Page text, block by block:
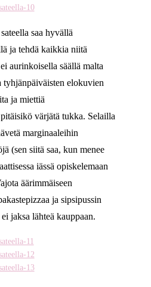
saa hyvällä
ja tehdä kaikkia niitä
aurinkoisella säällä malta
elokuvien
ja miettiä
värjätä tukka. Selailla
marginaaleihin
(sen siitä saa, kun menee
iässä opiskelemaan
äärimmäiseen
ja sipsipussin
jaksa lähteä kauppaan.